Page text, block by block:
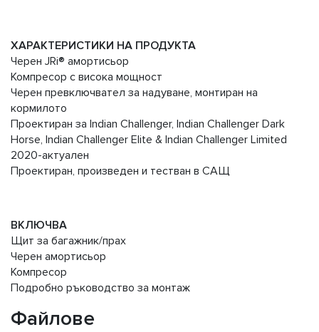
ХАРАКТЕРИСТИКИ НА ПРОДУКТА
Черен JRi® амортисьор
Компресор с висока мощност
Черен превключвател за надуване, монтиран на
кормилото
Проектиран за Indian Challenger, Indian Challenger Dark
Horse, Indian Challenger Elite & Indian Challenger Limited
2020-актуален
Проектиран, произведен и тестван в САЩ
ВКЛЮЧВА
Щит за багажник/прах
Черен амортисьор
Компресор
Подробно ръководство за монтаж
Файлове